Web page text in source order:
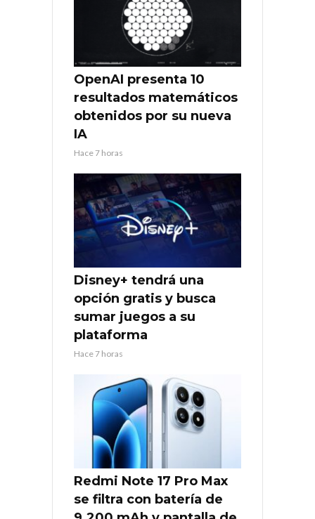
OpenAI presenta 10
resultados matemáticos
obtenidos por su nueva
IA
Hace 7 horas
Disney+ tendrá una
opción gratis y busca
sumar juegos a su
plataforma
Hace 7 horas
Redmi Note 17 Pro Max
se filtra con batería de